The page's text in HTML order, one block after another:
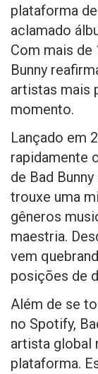
plataforma
aclamado
Com mais de
Bunny
artistas mais
momento.
Lançado em
rapidamente
de Bad
trouxe uma
gêneros
maestria.
vem
posições de
Além de se
no Spotify,
artista global
plataforma.